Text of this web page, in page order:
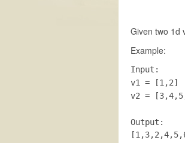
Given two 1d
Example:
Input:
v1 = [1,2]
v2 =
Output: